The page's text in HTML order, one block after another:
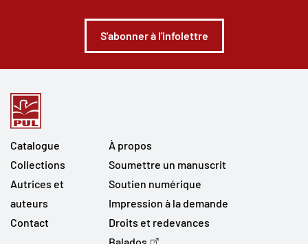
S'abonner à l'infolettre
Catalogue
Collections
Autrices et
auteurs
Contact
À propos
Soumettre un manuscrit
Soutien numérique
Impression à la demande
Droits et redevances